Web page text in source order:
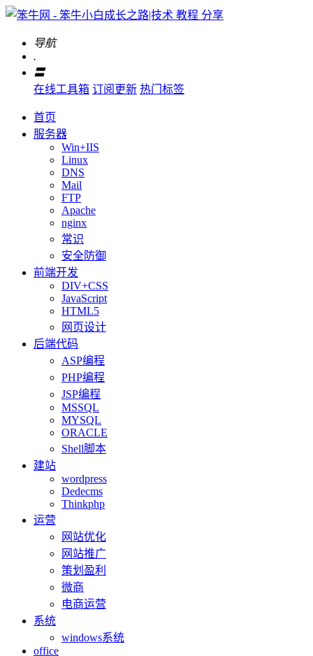
导航
.
〓
在线工具箱 订阅更新 热门标签
首页
服务器
Win+IIS
Linux
DNS
Mail
FTP
Apache
nginx
常识
安全防御
前端开发
DIV+CSS
JavaScript
HTML5
网页设计
后端代码
ASP编程
PHP编程
JSP编程
MSSQL
MYSQL
ORACLE
Shell脚本
建站
wordpress
Dedecms
Thinkphp
运营
网站优化
网站推广
策划盈利
微商
电商运营
系统
windows系统
office